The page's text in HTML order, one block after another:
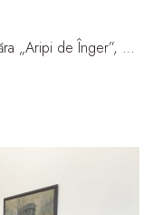
„Aripi de Înger”, …